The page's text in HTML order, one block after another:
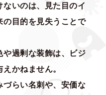
いのは、見た目のイ
の目的を見失うことで
過剰な装飾は、ビジ
かねません。
づらい名刺や、安価な